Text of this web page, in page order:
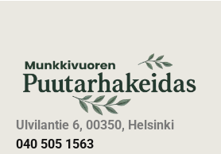
Ulvilantie 6, 00350, Helsinki
040 505 1563